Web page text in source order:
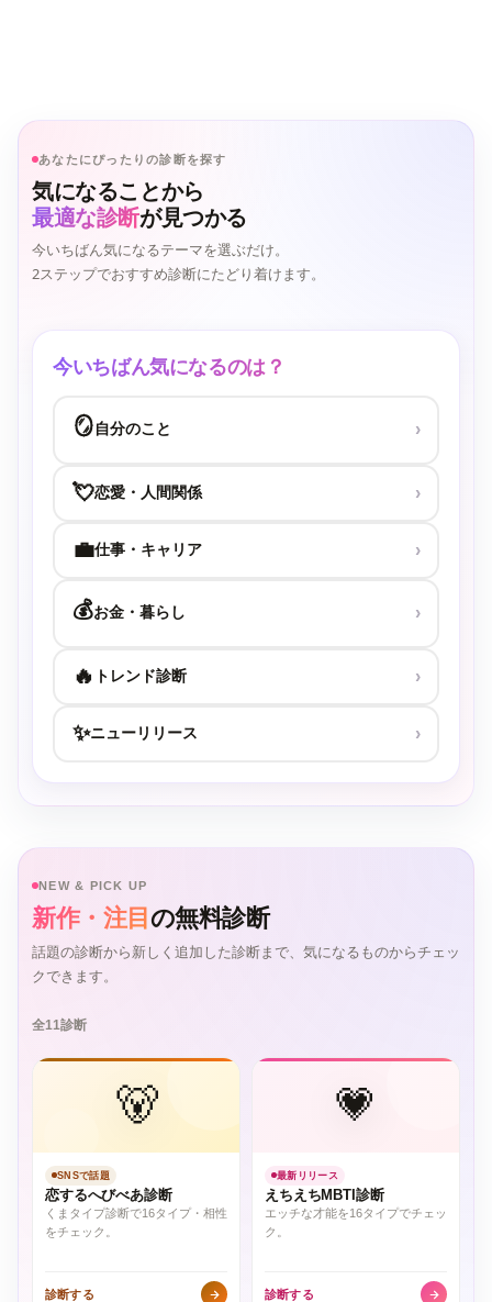
あなたにぴったりの診断を探す
気になることから
最適な診断が見つかる
今いちばん気になるテーマを選ぶだけ。
2ステップでおすすめ診断にたどり着けます。
今いちばん気になるのは？
🪞自分のこと ›
💘恋愛・人間関係 ›
💼仕事・キャリア ›
💰お金・暮らし ›
🔥 トレンド診断 ›
✨ニューリリース ›
NEW & PICK UP
新作・注目 の無料診断
話題の診断から新しく追加した診断まで、気になるものからチェッ
クできます。
全11診断
🐻
SNSで話題
恋するへびべあ診断
くまタイプ診断で16タイプ・相性
をチェック。
診断する
💗
最新リリース
えちえちMBTI診断
エッチな才能を16タイプでチェッ
ク。
診断する